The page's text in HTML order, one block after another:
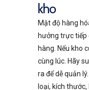
kho
Mật độ hàng
hưởng trực tiếp
hàng. Nếu kho
cùng lúc. Hãy
ra để dễ quản
loại, kích